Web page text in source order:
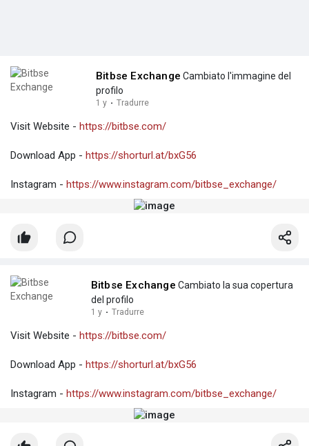
Bitbse Exchange Cambiato l'immagine del
profilo
1 y · Tradurre
Visit Website - https://bitbse.com/
Download App - https://shorturl.at/bxG56
Instagram - https://www.instagram.com/bitbse_exchange/
Bitbse Exchange Cambiato la sua copertura
del profilo
1 y · Tradurre
Visit Website - https://bitbse.com/
Download App - https://shorturl.at/bxG56
Instagram - https://www.instagram.com/bitbse_exchange/